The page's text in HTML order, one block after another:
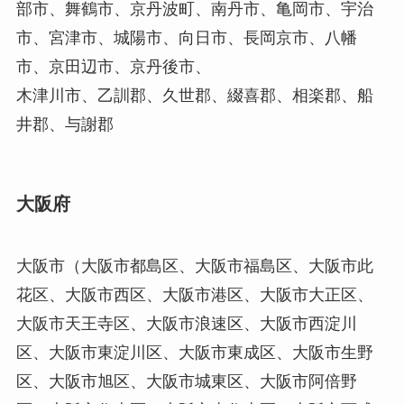
部市、舞鶴市、京丹波町、南丹市、亀岡市、宇治
市、宮津市、城陽市、向日市、長岡京市、八幡
市、京田辺市、京丹後市、
木津川市、乙訓郡、久世郡、綴喜郡、相楽郡、船
井郡、与謝郡
大阪府
大阪市（大阪市都島区、大阪市福島区、大阪市此
花区、大阪市西区、大阪市港区、大阪市大正区、
大阪市天王寺区、大阪市浪速区、大阪市西淀川
区、大阪市東淀川区、大阪市東成区、大阪市生野
区、大阪市旭区、大阪市城東区、大阪市阿倍野